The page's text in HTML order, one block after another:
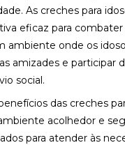
As creches para
eficaz para combater
ambiente onde os
amizades e participar
social.
das creches
acolhedor e
para atender às